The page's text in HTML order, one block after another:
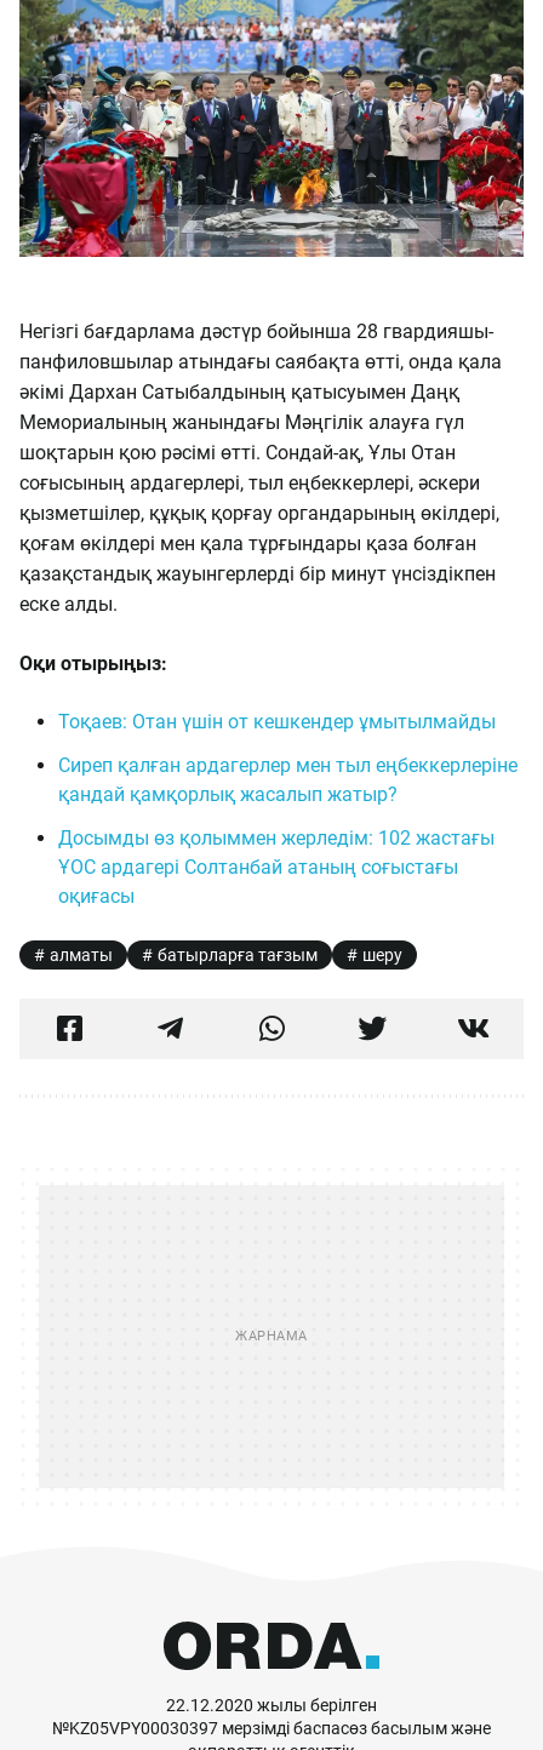
Негізгі бағдарлама дәстүр бойынша 28 гвардияшы-
панфиловшылар атындағы саябақта өтті, онда қала
әкімі Дархан Сатыбалдының қатысуымен Даңқ
Мемориалының жанындағы Мәңгілік алауға гүл
шоқтарын қою рәсімі өтті. Сондай-ақ, Ұлы Отан
соғысының ардагерлері, тыл еңбеккерлері, әскери
қызметшілер, құқық қорғау органдарының өкілдері,
қоғам өкілдері мен қала тұрғындары қаза болған
қазақстандық жауынгерлерді бір минут үнсіздікпен
еске алды.
Оқи отырыңыз:
Тоқаев: Отан үшін от кешкендер ұмытылмайды
Сиреп қалған ардагерлер мен тыл еңбеккерлеріне
қандай қамқорлық жасалып жатыр?
Досымды өз қолыммен жерледім: 102 жастағы
ҰОС ардагері Солтанбай атаның соғыстағы
оқиғасы
алматы батырларға тағзым шеру
22.12.2020 жылы берілген
№KZ05VPY00030397 мерзімді баспасөз басылым және